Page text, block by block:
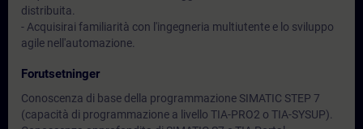
distribuita.
- Acquisirai familiarità con l'ingegneria multiutente e lo sviluppo
agile nell'automazione.
Forutsetninger
Conoscenza di base della programmazione SIMATIC STEP 7
(capacità di programmazione a livello TIA-PRO2 o TIA-SYSUP).